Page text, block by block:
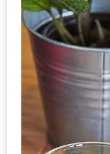
ไม่
เกิน
200
บาท
รีวิว
กับ